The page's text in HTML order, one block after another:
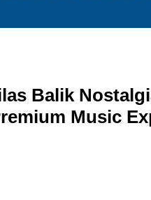
Balik
Music